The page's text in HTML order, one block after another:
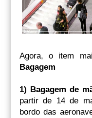
Agora, o item
Bagagem
1) Bagagem de
partir de 14 de
bordo das